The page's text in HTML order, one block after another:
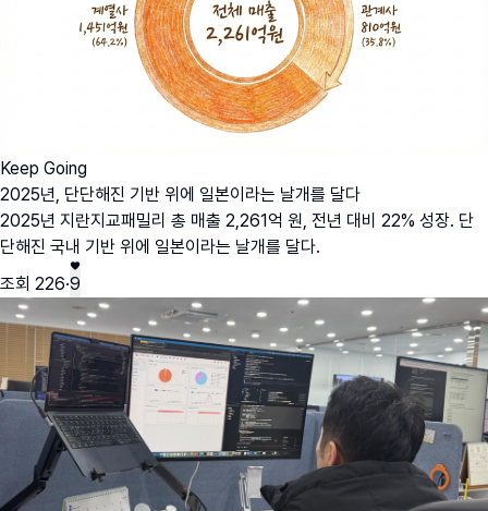
Keep Going
2025년, 단단해진 기반 위에 일본이라는 날개를 달다
2025년 지란지교패밀리 총 매출 2,261억 원, 전년 대비 22% 성장. 단
단해진 국내 기반 위에 일본이라는 날개를 달다.
조회 226·9